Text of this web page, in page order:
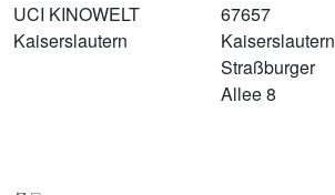
UCI KINOWELT
Kaiserslautern
67657
Kaiserslautern
Straßburger
Allee 8